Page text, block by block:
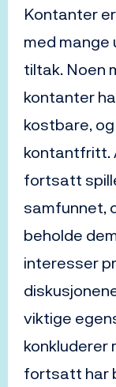
Kontanter
med mange
tiltak. Noen
kontanter
kostbare,
kontantfritt.
fortsatt
samfunnet,
beholde
interesser
viktige
fortsatt har